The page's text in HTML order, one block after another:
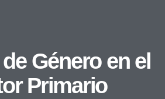
Género en el
Primario